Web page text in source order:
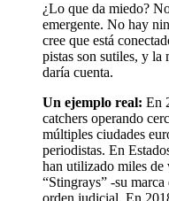
¿Lo que da miedo?
emergente. No hay
cree que está
pistas son sutiles, y la
daría cuenta.
Un ejemplo real: En
catchers operando
múltiples ciudades
periodistas. En
han utilizado miles de
“Stingrays” -su